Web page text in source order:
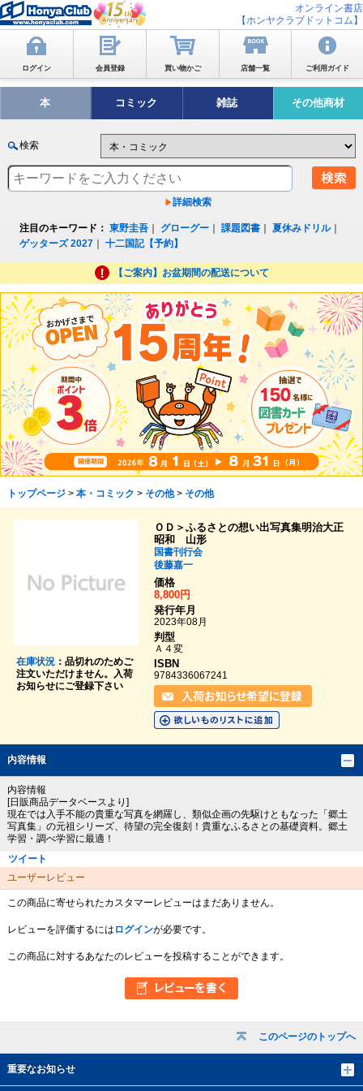
オンライン書店
【ホンヤクラブドットコム】
ログイン 会員登録 買い物かご 店舗一覧 ご利用ガイド
本 コミック 雑誌 その他商材
検索
詳細検索
注目のキーワード： 東野圭吾 グローグー ｜課題図書 ｜夏休みドリル｜
ゲッターズ 2027 ｜十二国記【予約】
【ご案内】お盆期間の配送について
このページのトップへ
重要なお知らせ
トップページ> 本・コミック > その他> その他
在庫状況：品切れのためご
注文いただけません。入荷
お知らせにご登録下さい
ＯＤ＞ふるさとの想い出写真集明治大正
昭和 山形
国書刊行会
後藤嘉一
価格
8,800円
発行年月
2023年08月
判型
Ａ４変
ISBN
9784336067241
内容情報
内容情報
[日販商品データベースより]
現在では入手不能の貴重な写真を網羅し、類似企画の先駆けともなった「郷土
写真集」の元祖シリーズ、待望の完全復刻！貴重なふるさとの基礎資料。郷土
学習・調べ学習に最適！
ツイート
ユーザーレビュー
この商品に寄せられたカスタマーレビューはまだありません。
レビューを評価するには ログインが必要です。
この商品に対するあなたのレビューを投稿することができます。